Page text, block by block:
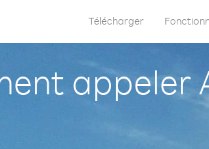
Télécharger
appeler